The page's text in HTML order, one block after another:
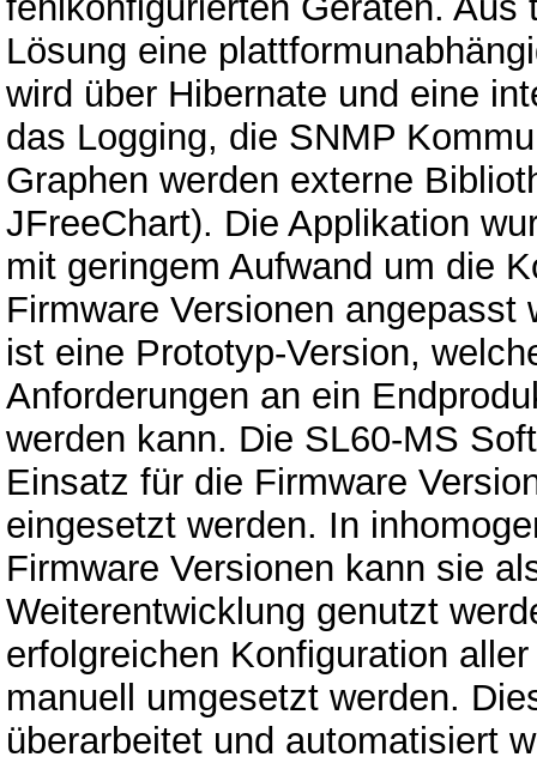
Lösung eine
wird über Hibernate und eine
das Logging, die SNMP
Graphen werden externe
JFreeChart). Die Applikation
mit geringem Aufwand um die
Firmware Versionen
ist eine Prototyp-Version,
Anforderungen an ein
werden kann. Die SL60-MS
Einsatz für die Firmware
eingesetzt werden. In
Firmware Versionen kann sie
Weiterentwicklung genutzt
erfolgreichen Konfiguration
manuell umgesetzt werden.
überarbeitet und automatisiert